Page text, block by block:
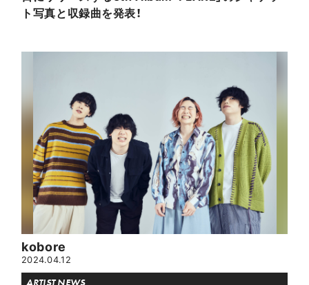
ト写真と収録曲を発表！
kobore
2024.04.12
ARTIST NEWS